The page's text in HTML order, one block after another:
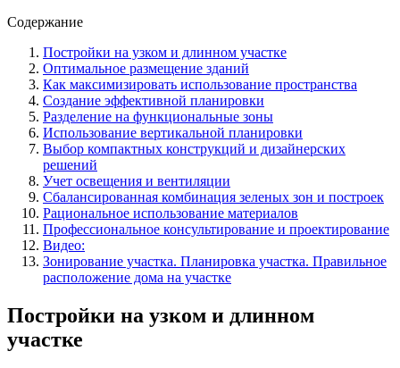
Содержание
Постройки на узком и длинном участке
Оптимальное размещение зданий
Как максимизировать использование пространства
Создание эффективной планировки
Разделение на функциональные зоны
Использование вертикальной планировки
Выбор компактных конструкций и дизайнерских
решений
Учет освещения и вентиляции
Сбалансированная комбинация зеленых зон и построек
Рациональное использование материалов
Профессиональное консультирование и проектирование
Видео:
Зонирование участка. Планировка участка. Правильное
расположение дома на участке
Постройки на узком и длинном
участке